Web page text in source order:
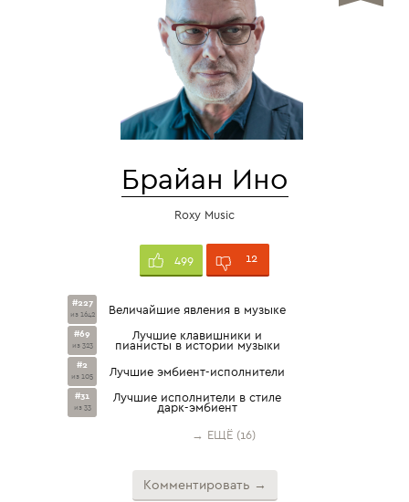
Брайан Ино
Roxy Music
499 12
#227
из 1642 Величайшие явления в музыке
#69
из 323
Лучшие клавишники и
пианисты в истории музыки
#2
из 105 Лучшие эмбиент-исполнители
#31
из 33
Лучшие исполнители в стиле
дарк-эмбиент
→ ЕЩЁ (16)
Комментировать →